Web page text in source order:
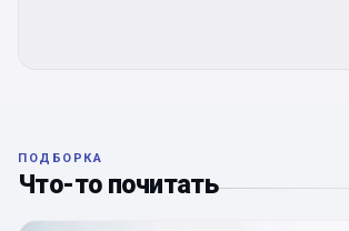
ПОДБОРКА
Что-то почитать